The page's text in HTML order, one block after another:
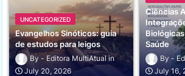
UNCATEGORIZED
Evangelhos Sinóticos: guia
de estudos para leigos
Editora MultiAtual
July 20, 2026
Ciências
Saúde
July 16,